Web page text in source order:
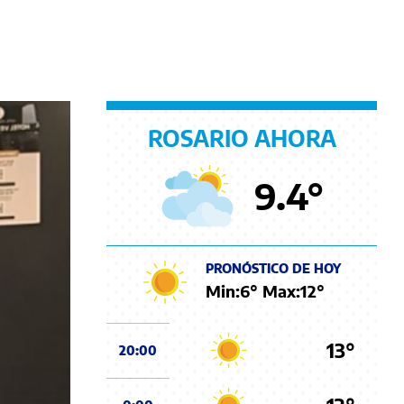
ROSARIO AHORA
9.4°
PRONÓSTICO DE HOY
Min:6° Max:12°
20:00 13°